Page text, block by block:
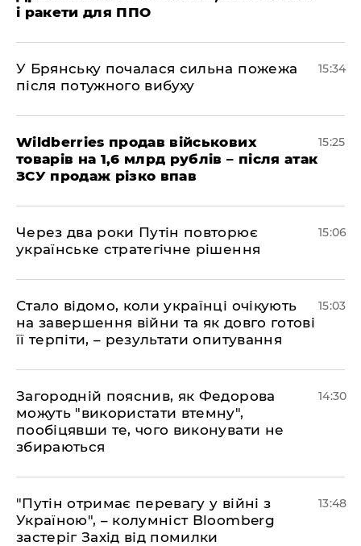
і ракети для ППО
У Брянську почалася сильна пожежа
після потужного вибуху
15:34
Wildberries продав військових
товарів на 1,6 млрд рублів – після атак
ЗСУ продаж різко впав
15:25
Через два роки Путін повторює
українське стратегічне рішення
15:06
Стало відомо, коли українці очікують
на завершення війни та як довго готові
її терпіти, – результати опитування
15:03
Загородній пояснив, як Федорова
можуть "використати втемну",
пообіцявши те, чого виконувати не
збираються
14:30
"Путін отримає перевагу у війні з
Україною", – колумніст Bloomberg
застеріг Захід від помилки
13:48